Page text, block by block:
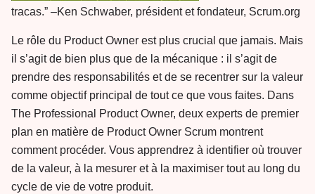
tracas.” –Ken Schwaber, président et fondateur, Scrum.org
Le rôle du Product Owner est plus crucial que jamais. Mais
il s’agit de bien plus que de la mécanique : il s’agit de
prendre des responsabilités et de se recentrer sur la valeur
comme objectif principal de tout ce que vous faites. Dans
The Professional Product Owner, deux experts de premier
plan en matière de Product Owner Scrum montrent
comment procéder. Vous apprendrez à identifier où trouver
de la valeur, à la mesurer et à la maximiser tout au long du
cycle de vie de votre produit.